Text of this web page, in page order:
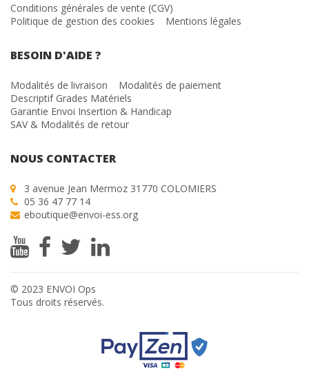
Conditions générales de vente (CGV)
Politique de gestion des cookies
Mentions légales
BESOIN D'AIDE ?
Modalités de livraison
Modalités de paiement
Descriptif Grades Matériels
Garantie Envoi Insertion & Handicap
SAV & Modalités de retour
NOUS CONTACTER
3 avenue Jean Mermoz 31770 COLOMIERS
05 36 47 77 14
eboutique@envoi-ess.org
© 2023 ENVOI Ops
Tous droits réservés.